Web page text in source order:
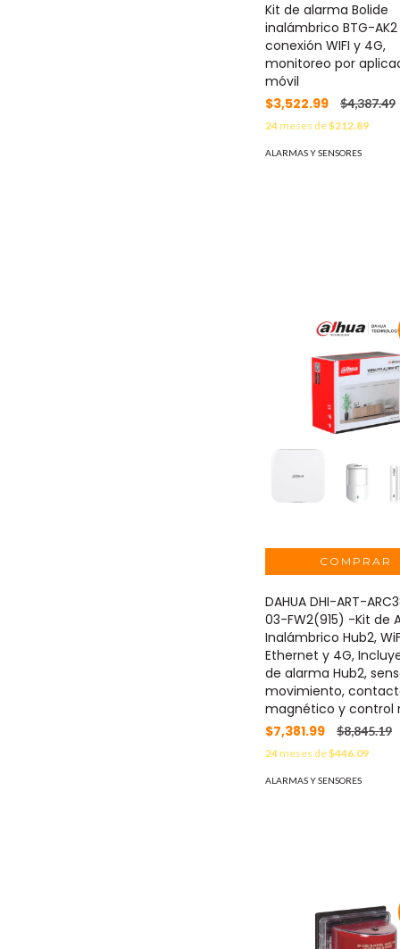
Kit de alarma Bolide
inalámbrico BTG-
conexión WIFI y 4G,
monitoreo por
móvil
$3,522.99
$4,387.49
24meses de$212.89
ALARMAS Y SENSORES
DAHUA DHI-ART-
03-FW2(915) -Kit de
Inalámbrico Hub2,
Ethernet y 4G,
de alarma Hub2,
movimiento,
magnético y control
$7,381.99
$8,845.19
24meses de$446.09
ALARMAS Y SENSORES